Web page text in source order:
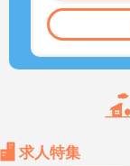
求人特集